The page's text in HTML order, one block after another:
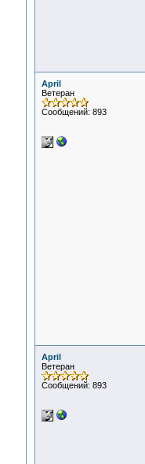
April
Ветеран
Сообщений: 893
April
Ветеран
Сообщений: 893